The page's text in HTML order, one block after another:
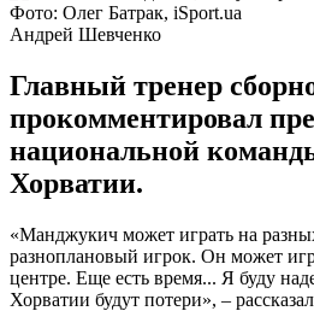
Фото: Олег Батрак, iSport.ua
Андрей Шевченко
Главный тренер
прокомментировал
национальной
Хорватии.
«Манджукич может играть на
разноплановый игрок. Он может
центре. Еще есть время... Я буду
Хорватии будут потери», –